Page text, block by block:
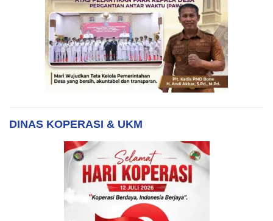
DINAS KOPERASI & UKM